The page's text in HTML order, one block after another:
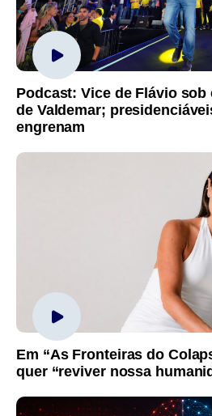
Podcast: Vice de Flávio
de Valdemar;
engrenam
Em “As Fronteiras do
quer “reviver nossa